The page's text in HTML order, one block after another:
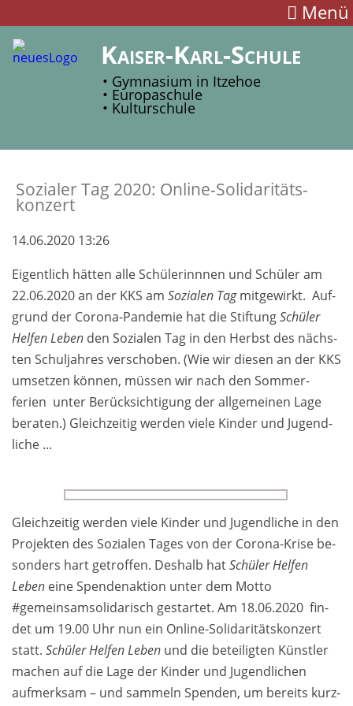
Menü
Kaiser-Karl-Schule
• Gymnasium in Itzehoe
• Europaschule
• Kulturschule
Sozialer Tag 2020: Online-­Soli­daritäts­
konzert
14.06.2020 13:26
Eigentlich hätten alle Schü­lerin­nnen und Schü­ler am
22.06.2020 an der KKS am Sozialen Tagmit­ge­wirkt. Auf­
grund der Corona-­Pande­mie hat die Stif­tungSchüler
Helfen Leben den Sozialen Tag in den Herbst des nächs­
ten Schul­jahres ver­schoben. (Wie wir diesen an der KKS
um­setzen kön­nen, müs­sen wir nach den Som­mer­
ferien unter Berück­sichti­gung der all­ge­meinen Lage
be­raten.) Gleich­zeitig wer­den viele Kin­der und Ju­gend­
liche ...
Gleich­zeitig wer­den viele Kin­der und Ju­gend­liche in den
Pro­jekten des Sozialen Tages von der Corona-Krise be­
sonders hart ge­troffen. Deshalb hatSchüler Helfen
Leben eine Spenden­aktion unter dem Motto
#gemeinsam­solidarisch gestartet. Am 18.06.2020 fin­
det um 19.00 Uhr nun ein On­line-­Soli­daritäts­konzert
statt. Schüler Helfen Leben und die be­teilig­ten Künstler
machen auf die Lage der Kinder und Jugend­lichen
aufmerksam – und sam­meln Spenden, um be­reits kurz­